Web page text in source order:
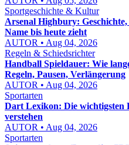
Sportgeschichte & Kultur
Arsenal Highbury:
Name bis heute zieht
AUTOR • Aug 04, 2026
Regeln & Schiedsrichter
Handball Spieldauer: Wie
Regeln, Pausen, Verlängerung
AUTOR • Aug 04, 2026
Sportarten
Dart Lexikon: Die wichtigsten
verstehen
AUTOR • Aug 04, 2026
Sportarten